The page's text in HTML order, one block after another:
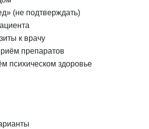
(не подтверждать)
к врачу
препаратов
психическом здоровье